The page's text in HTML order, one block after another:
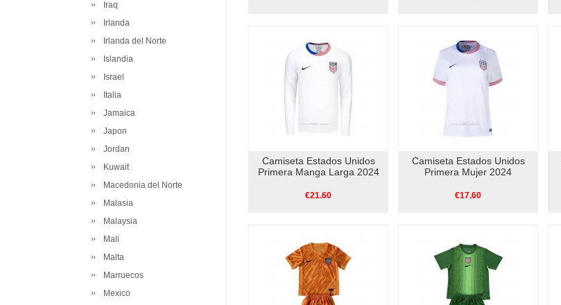
Iraq
Irlanda
Irlanda del Norte
Islandia
Israel
Italia
Jamaica
Japon
Jordan
Kuwait
Macedonia del Norte
Malasia
Malaysia
Mali
Malta
Marruecos
Mexico
Camiseta Estados Unidos
Primera Manga Larga 2024
€21.60
Camiseta Estados Unidos
Primera Mujer 2024
€17.60